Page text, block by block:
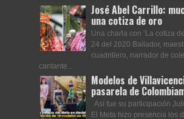
José Abel Carrillo:
una cotiza de oro
Una charla con ‘La cotiza
24 del 2020 Bailador,
cuadrillero, narrador de
cantante...
Modelos de
pasarela de
Así fue su participación
El Meta hizo presencia los